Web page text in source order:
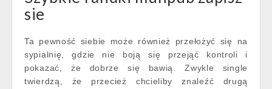
sie
Ta pewność siebie może również przełożyć się na
sypialnię, gdzie nie boją się przejąć kontroli i
pokazać, że dobrze się bawią. Zwykle single
twierdzą, że przecież chcieliby znaleźć drugą